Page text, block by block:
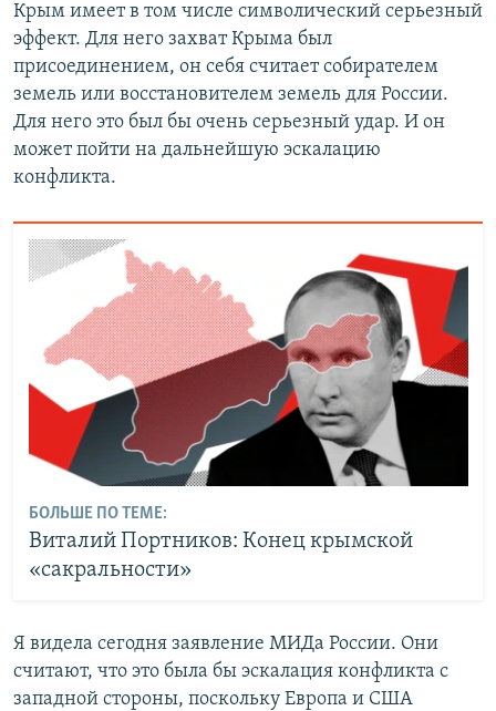
Крым имеет в том числе символический серьезный
эффект. Для него захват Крыма был
присоединением, он себя считает собирателем
земель или восстановителем земель для России.
Для него это был бы очень серьезный удар. И он
может пойти на дальнейшую эскалацию
конфликта.
БОЛЬШЕ ПО ТЕМЕ:
Виталий Портников: Конец крымской
«сакральности»
Я видела сегодня заявление МИДа России. Они
считают, что это была бы эскалация конфликта с
западной стороны, поскольку Европа и США